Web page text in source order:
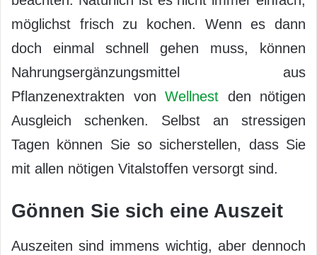
möglichst frisch zu kochen. Wenn es dann
doch einmal schnell gehen muss, können
Nahrungsergänzungsmittel aus
Pflanzenextrakten von Wellnest den nötigen
Ausgleich schenken. Selbst an stressigen
Tagen können Sie so sicherstellen, dass Sie
mit allen nötigen Vitalstoffen versorgt sind.
Gönnen Sie sich eine Auszeit
Auszeiten sind immens wichtig, aber dennoch